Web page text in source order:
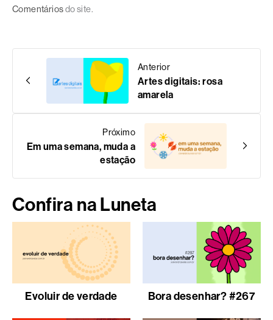
Comentáriosdo site.
Anterior
Artes digitais: rosa
amarela
Próximo
Em uma semana, muda a
estação
Confira na Luneta
Evoluir de verdade Bora desenhar? #267